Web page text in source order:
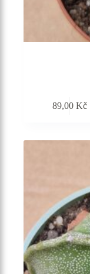
89,00Kč